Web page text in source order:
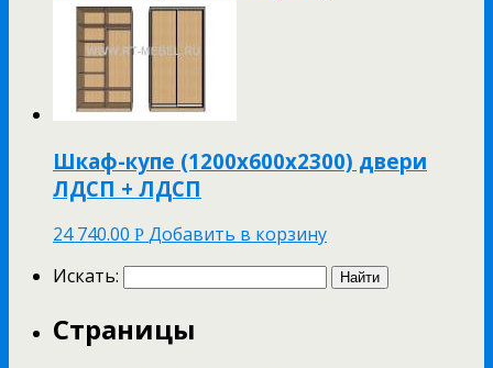
Шкаф-купе (1200х600х2300) двери
ЛДСП + ЛДСП
24 740.00 Р Добавить в корзину
Искать:
Страницы